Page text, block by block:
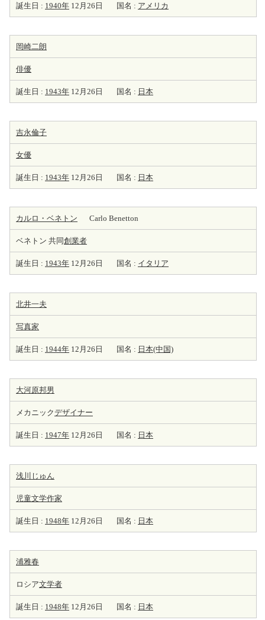
誕生日 : 1940年 12月26日 国名 : アメリカ
岡崎二朗
俳優
誕生日 : 1943年 12月26日 国名 : 日本
吉永倫子
女優
誕生日 : 1943年 12月26日 国名 : 日本
カルロ・ベネトン Carlo Benetton
ベネトン 共同創業者
誕生日 : 1943年 12月26日 国名 : イタリア
北井一夫
写真家
誕生日 : 1944年 12月26日 国名 : 日本(中国)
大河原邦男
メカニックデザイナー
誕生日 : 1947年 12月26日 国名 : 日本
浅川じゅん
児童文学作家
誕生日 : 1948年 12月26日 国名 : 日本
浦雅春
ロシア文学者
誕生日 : 1948年 12月26日 国名 : 日本